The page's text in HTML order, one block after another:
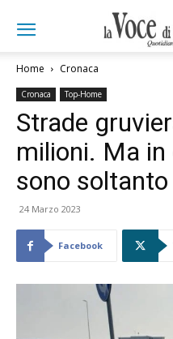
Home Cronaca
Cronaca Top-Home
Strade
milioni. Ma in
sono soltanto
24 Marzo 2023
Facebook